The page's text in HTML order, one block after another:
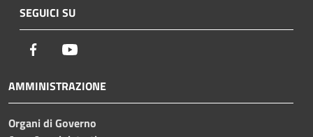
SEGUICI SU
Facebook
AMMINISTRAZIONE
Organi di Governo